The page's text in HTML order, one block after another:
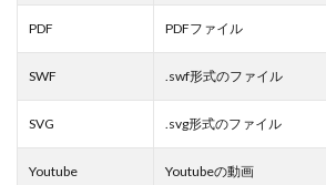
PDF PDFファイル
SWF .swf形式のファイル
SVG .svg形式のファイル
Youtube Youtubeの動画